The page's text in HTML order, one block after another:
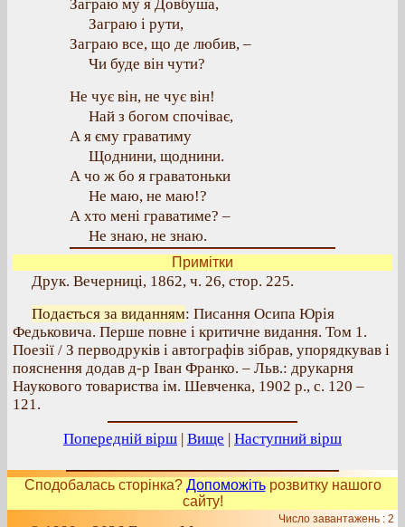
Заграю му я Довбуша,
Заграю і рути,
Заграю все, що де любив, –
Чи буде він чути?
Не чує він, не чує він!
Най з богом спочіває,
А я єму граватиму
Щоднини, щоднини.
А чо ж бо я граватоньки
Не маю, не маю!?
А хто мені граватиме? –
Не знаю, не знаю.
Примітки
Друк. Вечерниці, 1862, ч. 26, стор. 225.
Подається за виданням: Писання Осипа Юрія
Федьковича. Перше повне і критичне видання. Том 1.
Поезії / З перводруків і автографів зібрав, упорядкував і
пояснення додав д-р Іван Франко. – Льв.: друкарня
Наукового товариства ім. Шевченка, 1902 р., с. 120 –
121.
Попередній вірш | Вище | Наступний вірш
Сподобалась сторінка? Допоможітьрозвитку нашого
сайту!
Число завантажень : 2